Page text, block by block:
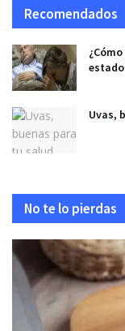
Recomendados
Uvas,
No te lo pierdas